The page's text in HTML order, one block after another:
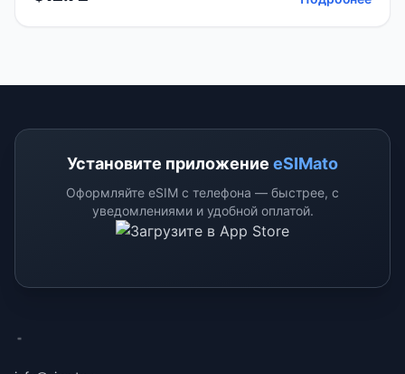
Установите приложение eSIMato
Оформляйте eSIM с телефона — быстрее, с
уведомлениями и удобной оплатой.